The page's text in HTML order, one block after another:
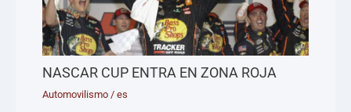
NASCAR CUP ENTRA EN ZONA ROJA
Automovilismo /es